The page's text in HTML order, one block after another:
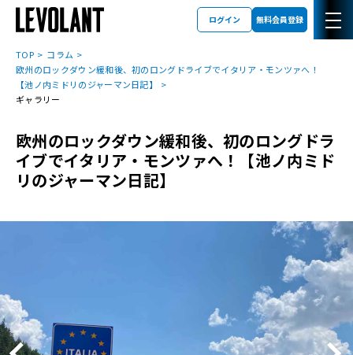
ログイン 無料会員登録
TOP
コラム
欧州のロックダウン緩和後、初のロングドライブでイタリア・モンツァへ！
【池ノ内ミドリのジャーマン日記】
ギャラリー
欧州のロックダウン緩和後、初のロングドラ
イブでイタリア・モンツァへ！【池ノ内ミド
リのジャーマン日記】